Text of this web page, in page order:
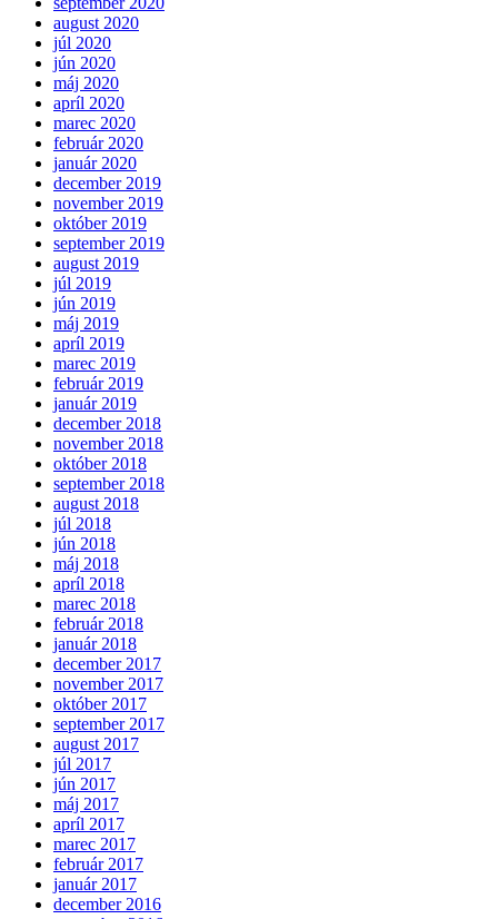
august 2020
júl 2020
jún 2020
máj 2020
apríl 2020
marec 2020
február 2020
január 2020
december 2019
november 2019
október 2019
september 2019
august 2019
júl 2019
jún 2019
máj 2019
apríl 2019
marec 2019
február 2019
január 2019
december 2018
november 2018
október 2018
september 2018
august 2018
júl 2018
jún 2018
máj 2018
apríl 2018
marec 2018
február 2018
január 2018
december 2017
november 2017
október 2017
september 2017
august 2017
júl 2017
jún 2017
máj 2017
apríl 2017
marec 2017
február 2017
január 2017
december 2016